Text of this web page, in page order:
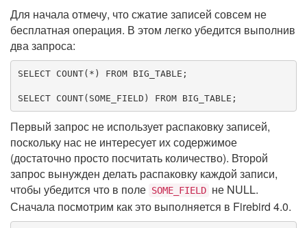
Для начала отмечу, что сжатие записей совсем не
бесплатная операция. В этом легко убедится выполнив
два запроса:
SELECT COUNT(*) FROM BIG_TABLE;
SELECT COUNT(SOME_FIELD) FROM BIG_TABLE;
Первый запрос не использует распаковку записей,
поскольку нас не интересует их содержимое
(достаточно просто посчитать количество). Второй
запрос вынужден делать распаковку каждой записи,
чтобы убедится что в поле SOME_FIELD не NULL.
Сначала посмотрим как это выполняется в Firebird 4.0.